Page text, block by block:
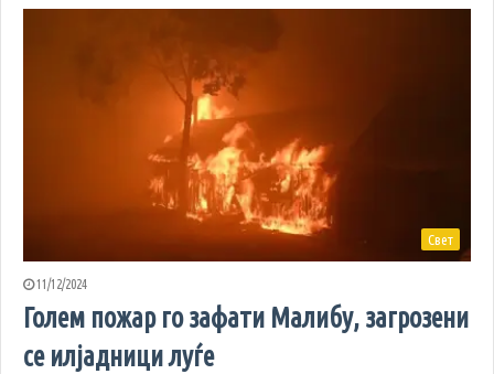
Свет
11/12/2024
Голем пожар го зафати Малибу, загрозени
се илјадници луѓе